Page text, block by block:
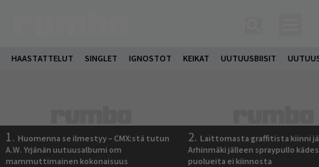
HAASTATTELUT SINGLET IGNOSTOT KEIKAT UUTUUSBIISIT
1. Huomenna se ilmestyy – CMX:stä tutun
A.W. Yrjänän uutuusalbumi om
mammuttimainen kokonaisuus
2. Laittomasta graffitista kiinni
Arhinmäki jälleen spraypullo
puolueita ei kiinnosta